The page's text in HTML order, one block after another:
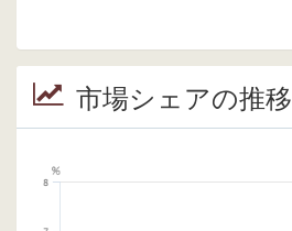
市場シェアの推移